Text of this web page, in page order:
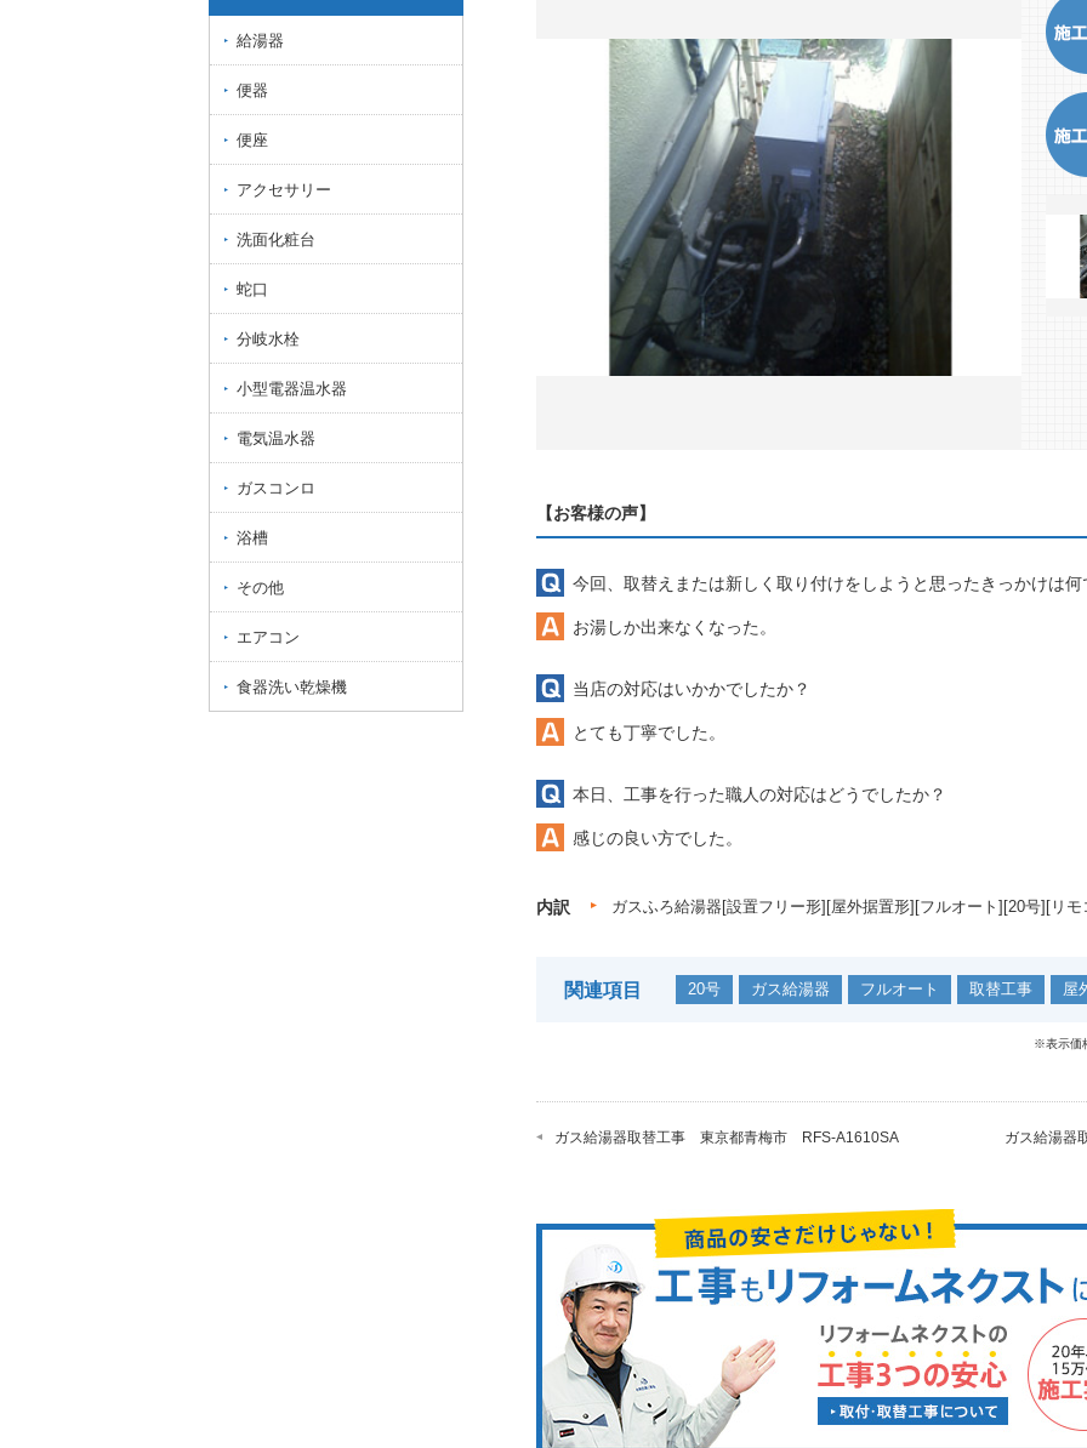
【お客様の声】
今回、取替えまたは新しく取り付けをしようと思ったきっかけは何
お湯しか出来なくなった。
当店の対応はいかかでしたか？
とても丁寧でした。
本日、工事を行った職人の対応はどうでしたか？
感じの良い方でした。
内訳 ガスふろ給湯器[設置フリー形][屋外据置形][フルオート][20号][リモ
関連項目 20号 ガス給湯器 フルオート 取替工事 屋
※表示価
ガス給湯器取替工事 東京都青梅市 RFS-A1610SA ガス給湯器
給湯器
便器
便座
アクセサリー
洗面化粧台
蛇口
分岐水栓
小型電器温水器
電気温水器
ガスコンロ
浴槽
その他
エアコン
食器洗い乾燥機